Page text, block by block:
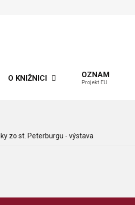
O KNIŽNICI OZNAM
Projekt EU
zo st. Peterburgu - výstava